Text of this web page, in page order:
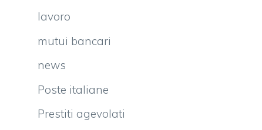
lavoro
mutui bancari
news
Poste italiane
Prestiti agevolati